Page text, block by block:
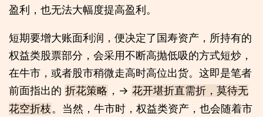
盈利，也无法大幅度提高盈利。
短期要增大账面利润，便决定了国寿资产，所持有的
权益类股票部分，会采用不断高抛低吸的方式短炒，
在牛市，或者股市稍微走高时高位出货。这即是笔者
前面指出的 折花策略 ，→ 花开堪折直需折，莫待无
花空折枝 。当然，牛市时，权益类资产，也会随着市